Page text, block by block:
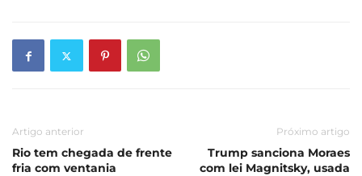
Artigo anterior
Rio tem chegada de frente
fria com ventania
Próximo artigo
Trump sanciona Moraes
com lei Magnitsky, usada